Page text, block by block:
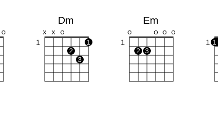
O
Dm
X X O
1
1
2
3
Em
O O O O
1
2 3
1 1